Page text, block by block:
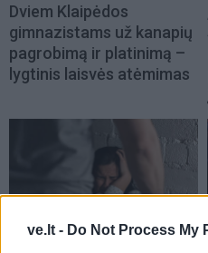
ve.lt - Do Not Process My
Dviem Klaipėdos
gimnazistams už kanapių
pagrobimą ir platinimą –
lygtinis laisvės atėmimas